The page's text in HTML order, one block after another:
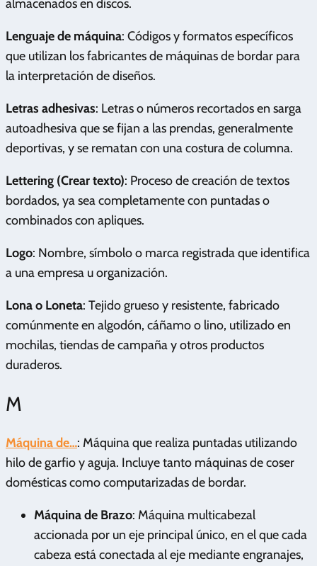
almacenados en discos.
Lenguaje de máquina: Códigos y formatos específicos
que utilizan los fabricantes de máquinas de bordar para
la interpretación de diseños.
Letras adhesivas: Letras o números recortados en sarga
autoadhesiva que se fijan a las prendas, generalmente
deportivas, y se rematan con una costura de columna.
Lettering (Crear texto): Proceso de creación de textos
bordados, ya sea completamente con puntadas o
combinados con apliques.
Logo: Nombre, símbolo o marca registrada que identifica
a una empresa u organización.
Lona o Loneta: Tejido grueso y resistente, fabricado
comúnmente en algodón, cáñamo o lino, utilizado en
mochilas, tiendas de campaña y otros productos
duraderos.
M
Máquina de…: Máquina que realiza puntadas utilizando
hilo de garfio y aguja. Incluye tanto máquinas de coser
domésticas como computarizadas de bordar.
Máquina de Brazo: Máquina multicabezal
accionada por un eje principal único, en el que cada
cabeza está conectada al eje mediante engranajes,